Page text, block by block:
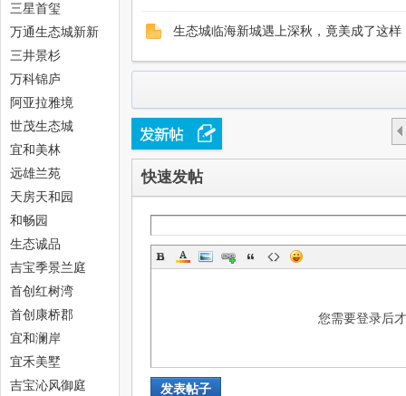
新
天
三星首玺
万通生态城新新
家园
三井景杉
万科锦庐
阿亚拉雅境
世茂生态城
宜和美林
远雄兰苑
天房天和园
和畅园
生态诚品
吉宝季景兰庭
首创红树湾
首创康桥郡
宜和澜岸
宜禾美墅
吉宝沁风御庭
生态城临海新城遇上深秋，竟美成了这样
快速发帖
您需要登录后
发表帖子